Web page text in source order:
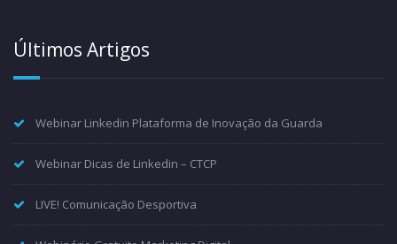
Últimos Artigos
Webinar Linkedin Plataforma de Inovação da Guarda
Webinar Dicas de Linkedin – CTCP
LIVE! Comunicação Desportiva